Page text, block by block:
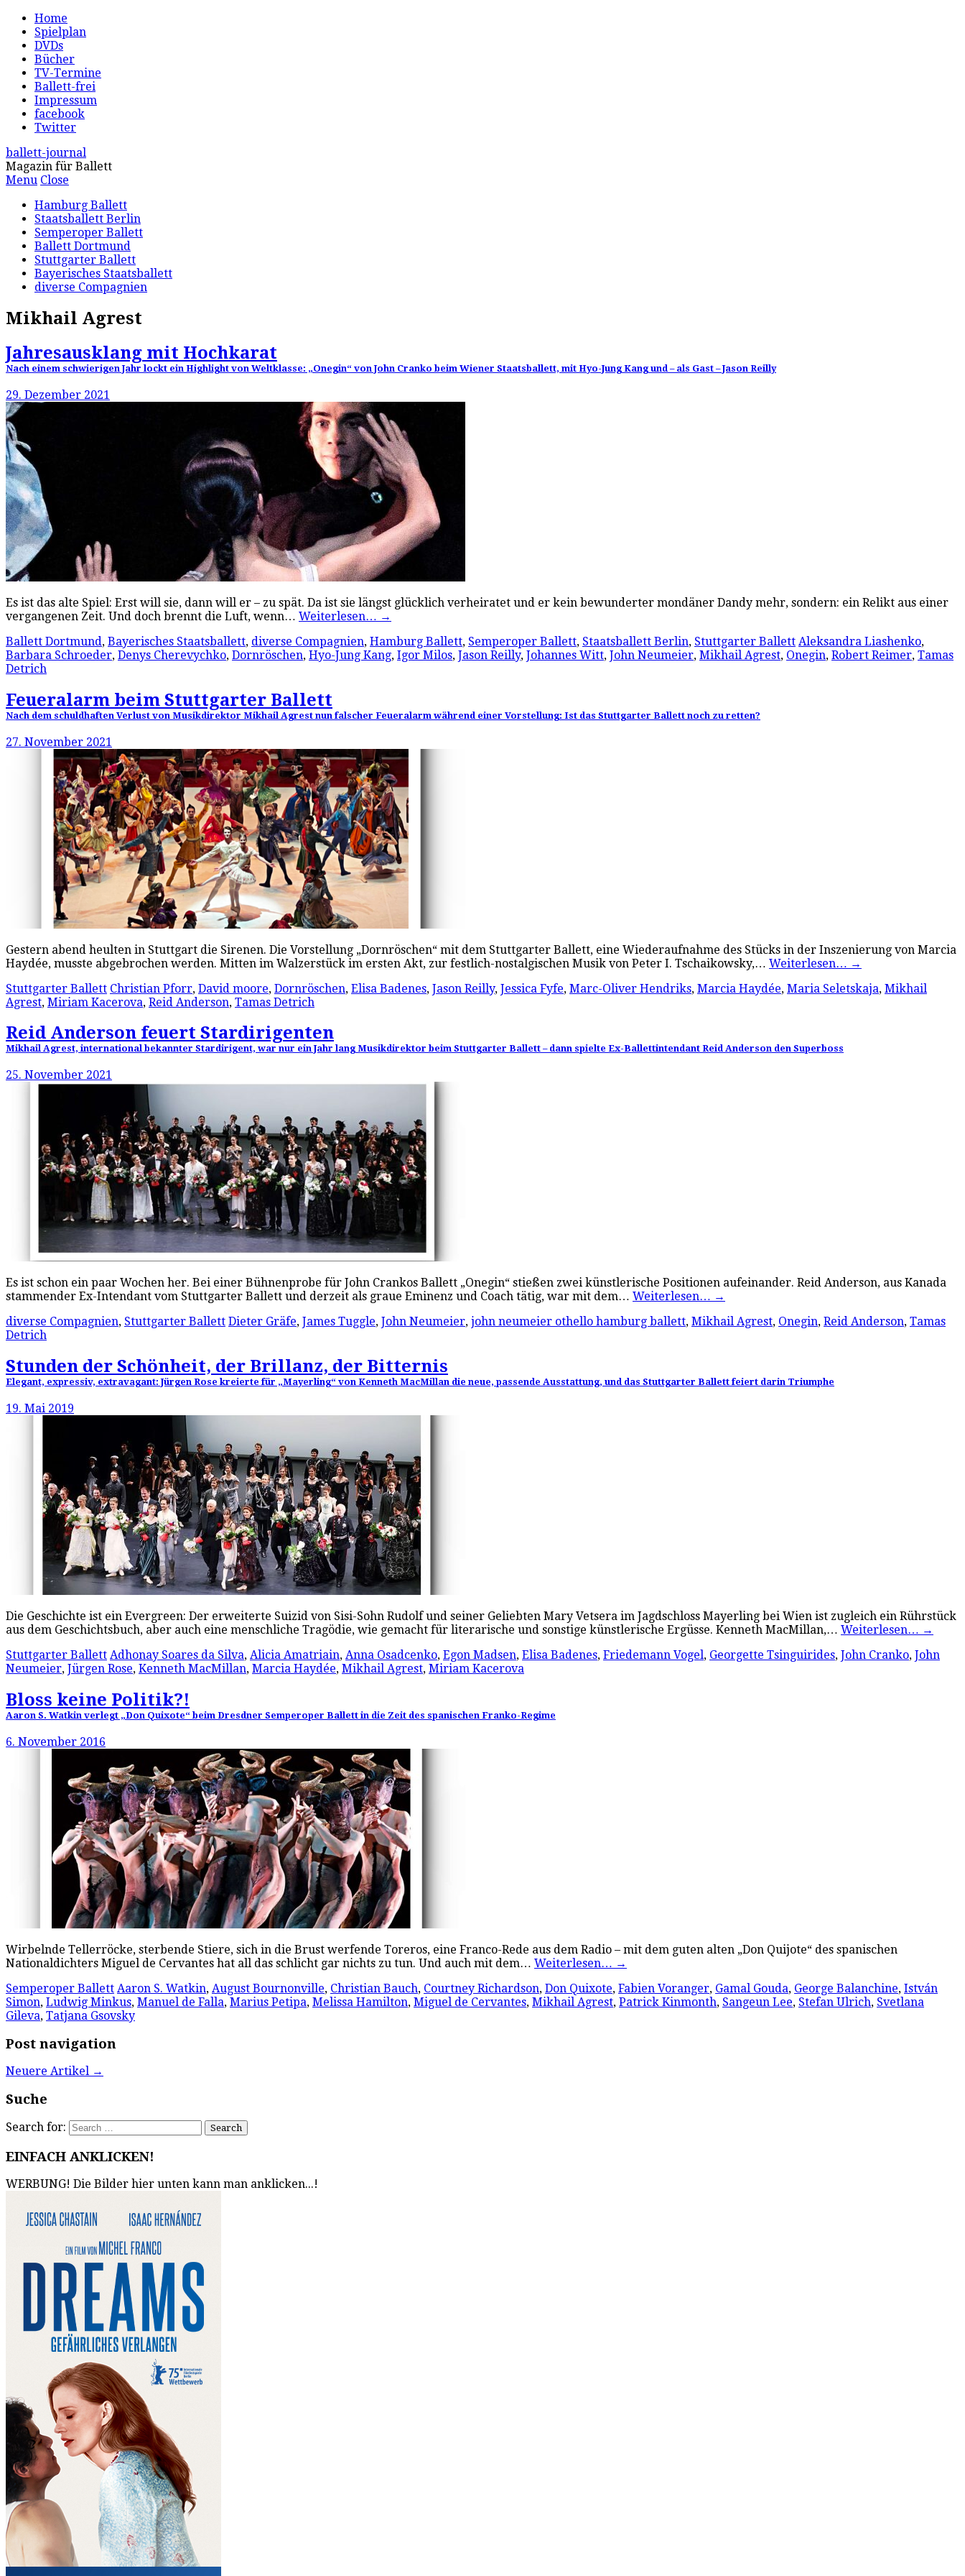
Home
Spielplan
DVDs
Bücher
TV-Termine
Ballett-frei
Impressum
facebook
Twitter
ballett-journal
Magazin für Ballett
Menu Close
Hamburg Ballett
Staatsballett Berlin
Semperoper Ballett
Ballett Dortmund
Stuttgarter Ballett
Bayerisches Staatsballett
diverse Compagnien
Mikhail Agrest
Jahresausklang mit Hochkarat
Nach einem schwierigen Jahr lockt ein Highlight von Weltklasse: „Onegin“ von John Cranko beim Wiener Staatsballett, mit Hyo-Jung Kang und – als Gast – Jason Reilly
29. Dezember 2021
Es ist das alte Spiel: Erst will sie, dann will er – zu spät. Da ist sie längst glücklich verheiratet und er kein bewunderter mondäner Dandy mehr, sondern: ein Relikt aus einer
vergangenen Zeit. Und doch brennt die Luft, wenn… Weiterlesen… →
Ballett Dortmund, Bayerisches Staatsballett, diverse Compagnien, Hamburg Ballett, Semperoper Ballett, Staatsballett Berlin, Stuttgarter Ballett Aleksandra Liashenko,
Barbara Schroeder, Denys Cherevychko, Dornröschen, Hyo-Jung Kang, Igor Milos, Jason Reilly, Johannes Witt, John Neumeier, Mikhail Agrest, Onegin, Robert Reimer, Tamas
Detrich
Feueralarm beim Stuttgarter Ballett
Nach dem schuldhaften Verlust von Musikdirektor Mikhail Agrest nun falscher Feueralarm während einer Vorstellung: Ist das Stuttgarter Ballett noch zu retten?
27. November 2021
Gestern abend heulten in Stuttgart die Sirenen. Die Vorstellung „Dornröschen“ mit dem Stuttgarter Ballett, eine Wiederaufnahme des Stücks in der Inszenierung von Marcia
Haydée, musste abgebrochen werden. Mitten im Walzerstück im ersten Akt, zur festlich-nostalgischen Musik von Peter I. Tschaikowsky,… Weiterlesen… →
Stuttgarter Ballett Christian Pforr, David moore, Dornröschen, Elisa Badenes, Jason Reilly, Jessica Fyfe, Marc-Oliver Hendriks, Marcia Haydée, Maria Seletskaja, Mikhail
Agrest, Miriam Kacerova, Reid Anderson, Tamas Detrich
Reid Anderson feuert Stardirigenten
Mikhail Agrest, international bekannter Stardirigent, war nur ein Jahr lang Musikdirektor beim Stuttgarter Ballett – dann spielte Ex-Ballettintendant Reid Anderson den Superboss
25. November 2021
Es ist schon ein paar Wochen her. Bei einer Bühnenprobe für John Crankos Ballett „Onegin“ stießen zwei künstlerische Positionen aufeinander. Reid Anderson, aus Kanada
stammender Ex-Intendant vom Stuttgarter Ballett und derzeit als graue Eminenz und Coach tätig, war mit dem… Weiterlesen… →
diverse Compagnien, Stuttgarter Ballett Dieter Gräfe, James Tuggle, John Neumeier, john neumeier othello hamburg ballett, Mikhail Agrest, Onegin, Reid Anderson, Tamas
Detrich
Stunden der Schönheit, der Brillanz, der Bitternis
Elegant, expressiv, extravagant: Jürgen Rose kreierte für „Mayerling“ von Kenneth MacMillan die neue, passende Ausstattung, und das Stuttgarter Ballett feiert darin Triumphe
19. Mai 2019
Die Geschichte ist ein Evergreen: Der erweiterte Suizid von Sisi-Sohn Rudolf und seiner Geliebten Mary Vetsera im Jagdschloss Mayerling bei Wien ist zugleich ein Rührstück
aus dem Geschichtsbuch, aber auch eine menschliche Tragödie, wie gemacht für literarische und sonstige künstlerische Ergüsse. Kenneth MacMillan,… Weiterlesen… →
Stuttgarter Ballett Adhonay Soares da Silva, Alicia Amatriain, Anna Osadcenko, Egon Madsen, Elisa Badenes, Friedemann Vogel, Georgette Tsinguirides, John Cranko, John
Neumeier, Jürgen Rose, Kenneth MacMillan, Marcia Haydée, Mikhail Agrest, Miriam Kacerova
Bloss keine Politik?!
Aaron S. Watkin verlegt „Don Quixote“ beim Dresdner Semperoper Ballett in die Zeit des spanischen Franko-Regime
6. November 2016
Wirbelnde Tellerröcke, sterbende Stiere, sich in die Brust werfende Toreros, eine Franco-Rede aus dem Radio – mit dem guten alten „Don Quijote“ des spanischen
Nationaldichters Miguel de Cervantes hat all das schlicht gar nichts zu tun. Und auch mit dem… Weiterlesen… →
Semperoper Ballett Aaron S. Watkin, August Bournonville, Christian Bauch, Courtney Richardson, Don Quixote, Fabien Voranger, Gamal Gouda, George Balanchine, István
Simon, Ludwig Minkus, Manuel de Falla, Marius Petipa, Melissa Hamilton, Miguel de Cervantes, Mikhail Agrest, Patrick Kinmonth, Sangeun Lee, Stefan Ulrich, Svetlana
Gileva, Tatjana Gsovsky
Post navigation
Neuere Artikel →
Suche
Search for:
EINFACH ANKLICKEN!
WERBUNG! Die Bilder hier unten kann man anklicken...!